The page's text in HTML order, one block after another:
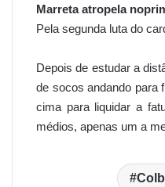
Marreta atropela
Pela segunda luta do
Depois de estudar a
de socos andando para
cima para liquidar a
médios, apenas um a